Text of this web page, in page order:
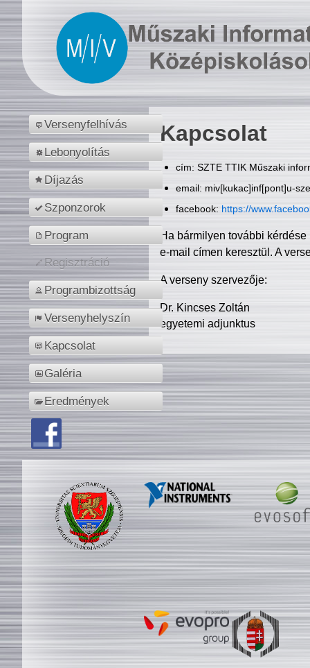
Versenyfelhívás
Lebonyolítás
Díjazás
Szponzorok
Program
Regisztráció
Programbizottság
Versenyhelyszín
Kapcsolat
Galéria
Eredmények
Kapcsolat
cím: SZTE TTIK Műszaki
email: miv[kukac]inf[pont]u-
facebook: https://
Ha bármilyen további
e-mail címen keresztül. A
A verseny szervezője:
Dr. Kincses Zoltán
egyetemi adjunktus